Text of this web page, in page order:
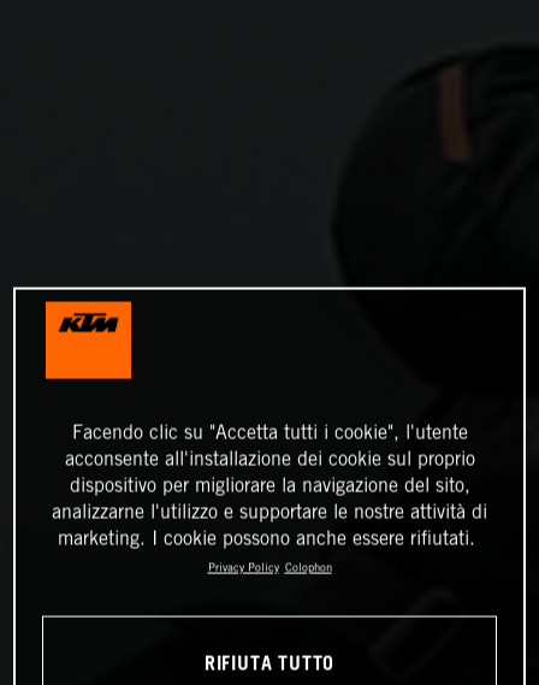
Facendo clic su "Accetta tutti i cookie", l'utente
acconsente all'installazione dei cookie sul proprio
dispositivo per migliorare la navigazione del sito,
analizzarne l'utilizzo e supportare le nostre attività di
marketing. I cookie possono anche essere rifiutati.
Privacy Policy Colophon
RIFIUTA TUTTO